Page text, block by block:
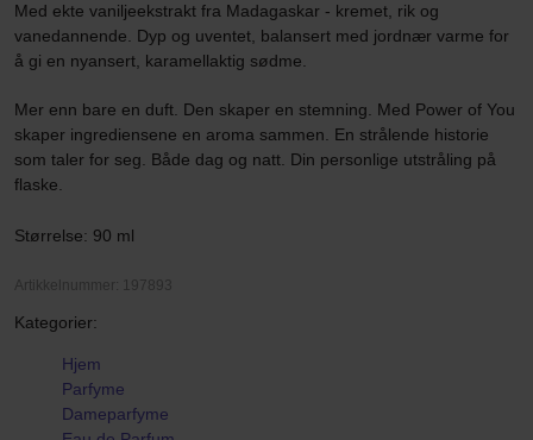
Med ekte vaniljeekstrakt fra Madagaskar - kremet, rik og
vanedannende. Dyp og uventet, balansert med jordnær varme for
å gi en nyansert, karamellaktig sødme.
Mer enn bare en duft. Den skaper en stemning. Med Power of You
skaper ingrediensene en aroma sammen. En strålende historie
som taler for seg. Både dag og natt. Din personlige utstråling på
flaske.
Størrelse: 90 ml
Artikkelnummer: 197893
Kategorier:
Hjem
Parfyme
Dameparfyme